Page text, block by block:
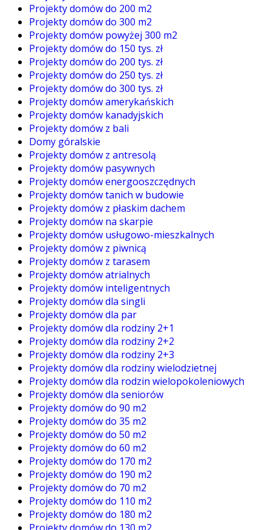
Projekty domów do 200 m2
Projekty domów do 300 m2
Projekty domów powyżej 300 m2
Projekty domów do 150 tys. zł
Projekty domów do 200 tys. zł
Projekty domów do 250 tys. zł
Projekty domów do 300 tys. zł
Projekty domów amerykańskich
Projekty domów kanadyjskich
Projekty domów z bali
Domy góralskie
Projekty domów z antresolą
Projekty domów pasywnych
Projekty domów energooszczędnych
Projekty domów tanich w budowie
Projekty domów z płaskim dachem
Projekty domów na skarpie
Projekty domów usługowo-mieszkalnych
Projekty domów z piwnicą
Projekty domów z tarasem
Projekty domów atrialnych
Projekty domów inteligentnych
Projekty domów dla singli
Projekty domów dla par
Projekty domów dla rodziny 2+1
Projekty domów dla rodziny 2+2
Projekty domów dla rodziny 2+3
Projekty domów dla rodziny wielodzietnej
Projekty domów dla rodzin wielopokoleniowych
Projekty domów dla seniorów
Projekty domów do 90 m2
Projekty domów do 35 m2
Projekty domów do 50 m2
Projekty domów do 60 m2
Projekty domów do 170 m2
Projekty domów do 190 m2
Projekty domów do 70 m2
Projekty domów do 110 m2
Projekty domów do 180 m2